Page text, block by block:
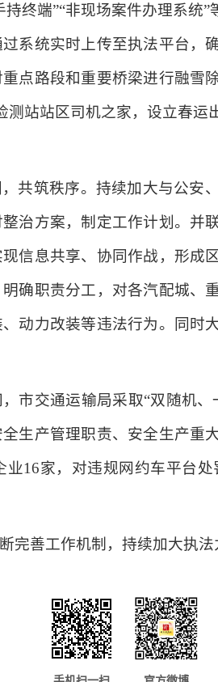
终端”“非现场案件办理系统
系统实时上传至执法平台，
点路段和重要桥梁进行融雪
站站区司机之家，设立春
共筑秩序。持续加大与公安
治方案，制定工作计划。并
信息共享、协同作战，形成
确职责分工，对各汽配城、
动力改装等违法行为。同时
市交通运输局采取“双随机
生产管理职责、安全生产重
16家，对违规网约车平台
完善工作机制，持续加大执